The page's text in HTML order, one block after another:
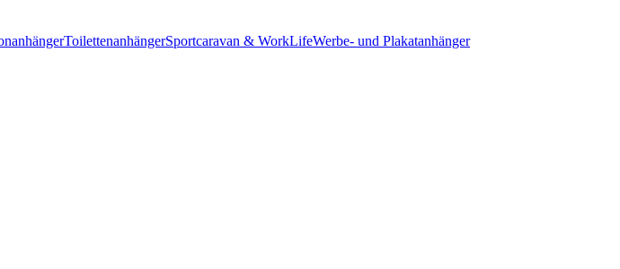
ToilettenanhängerSportcaravan & WorkLifeWerbe- und Plakatanhänger